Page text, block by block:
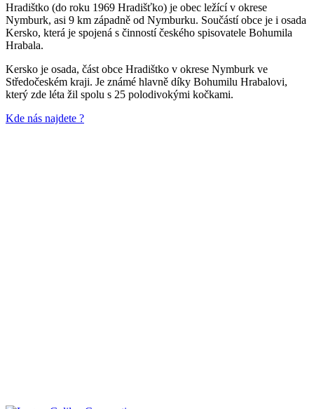
Hradištko (do roku 1969 Hradišťko) je obec ležící v okrese
Nymburk, asi 9 km západně od Nymburku. Součástí obce je i osada
Kersko, která je spojená s činností českého spisovatele Bohumila
Hrabala.
Kersko je osada, část obce Hradištko v okrese Nymburk ve
Středočeském kraji. Je známé hlavně díky Bohumilu Hrabalovi,
který zde léta žil spolu s 25 polodivokými kočkami.
Kde nás najdete ?